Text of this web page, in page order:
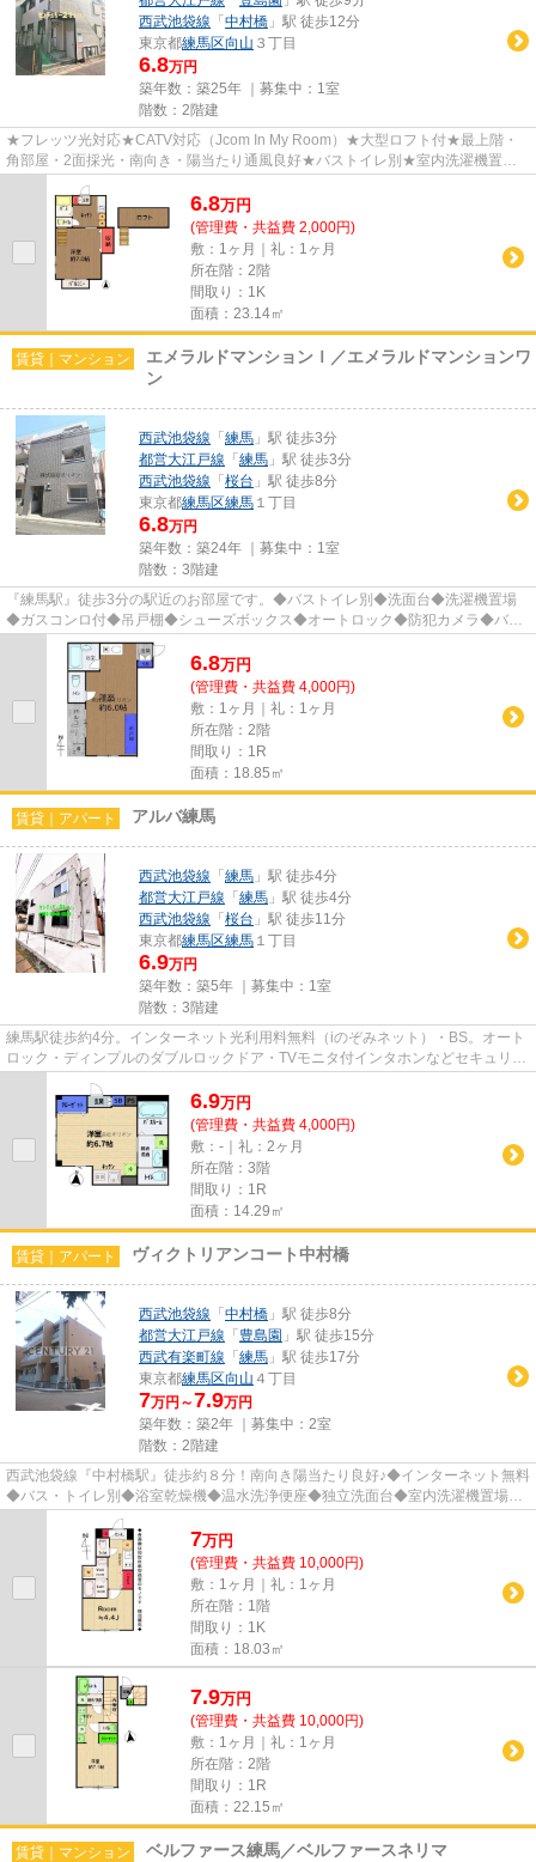
西武池袋線 「 中村橋 」駅 徒歩12分
東京都練馬区向山 ３丁目
6.8万円
築年数：築25年 ｜募集中： 1室
階数：2階建
★フレッツ光対応★CATV対応（Jcom In My Room）★大型ロフト付★最上階・
角部屋・2面採光・南向き・陽当たり通風良好★バストイレ別★室内洗濯機置場
6.8万円
(管理費・共益費 2,000円)
敷：1ヶ月｜礼：1ヶ月
所在階：2階
間取り：1K
面積：23.14㎡
賃貸｜マンション
エメラルドマンションＩ／エメラルドマンションワ
ン
西武池袋線 「 練馬 」駅 徒歩3分
都営大江戸線 「 練馬 」駅 徒歩3分
西武池袋線 「 桜台 」駅 徒歩8分
東京都練馬区練馬 １丁目
6.8万円
築年数：築24年 ｜募集中： 1室
階数：3階建
『練馬駅』徒歩3分の駅近のお部屋です。◆バストイレ別◆洗面台◆洗濯機置場
◆ガスコンロ付◆吊戸棚◆シューズボックス◆オートロック◆防犯カメラ◆バル
コニー◆敷地内駐輪場◆角部屋◆2面採光◆CA...
6.8万円
(管理費・共益費 4,000円)
敷：1ヶ月｜礼：1ヶ月
所在階：2階
間取り：1R
面積：18.85㎡
賃貸｜アパート アルバ練馬
西武池袋線 「 練馬 」駅 徒歩4分
都営大江戸線 「 練馬 」駅 徒歩4分
西武池袋線 「 桜台 」駅 徒歩11分
東京都練馬区練馬 １丁目
6.9万円
築年数：築5年 ｜募集中： 1室
階数：3階建
練馬駅徒歩約4分。インターネット光利用料無料（iのぞみネット）・BS。オート
ロック・ディンプルのダブルロックドア・TVモニタ付インタホンなどセキュリテ
6.9万円
(管理費・共益費 4,000円)
敷：-｜礼：2ヶ月
所在階：3階
間取り：1R
面積：14.29㎡
賃貸｜アパート ヴィクトリアンコート中村橋
西武池袋線 「 中村橋 」駅 徒歩8分
都営大江戸線 「 豊島園 」駅 徒歩15分
西武有楽町線 「 練馬 」駅 徒歩17分
東京都練馬区向山 ４丁目
7万円～7.9万円
築年数：築2年 ｜募集中： 2室
階数：2階建
西武池袋線『中村橋駅』徒歩約８分！南向き陽当たり良好♪◆インターネット無料
◆バス・トイレ別◆浴室乾燥機◆温水洗浄便座◆独立洗面台◆室内洗濯機置場◆
室内物干◆2口ＩＨクッキングヒータ...
7万円
(管理費・共益費 10,000円)
敷：1ヶ月｜礼：1ヶ月
所在階：1階
間取り：1K
面積：18.03㎡
7.9万円
(管理費・共益費 10,000円)
敷：1ヶ月｜礼：1ヶ月
所在階：2階
間取り：1R
面積：22.15㎡
賃貸｜マンション ベルファース練馬／ベルファースネリマ